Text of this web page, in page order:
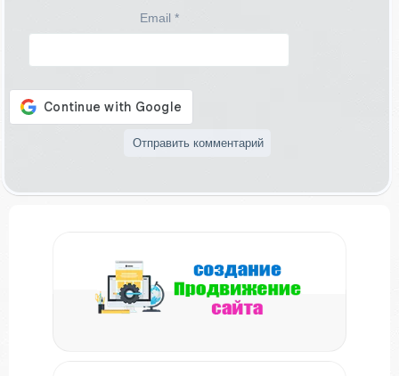
Email *